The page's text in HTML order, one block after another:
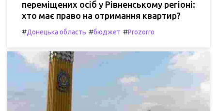
переміщених осіб у Рівненському регіоні:
хто має право на отримання квартир?
#Донецька область #бюджет #Prozorro